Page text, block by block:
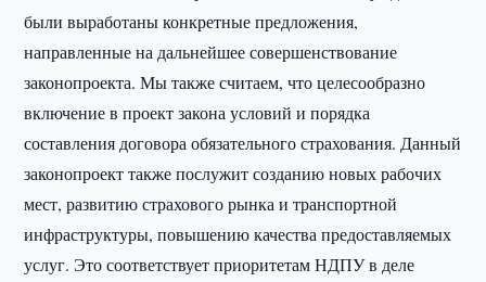
были выработаны конкретные предложения,
направленные на дальнейшее совершенствование
законопроекта. Мы также считаем, что целесообразно
включение в проект закона условий и порядка
составления договора обязательного страхования. Данный
законопроект также послужит созданию новых рабочих
мест, развитию страхового рынка и транспортной
инфраструктуры, повышению качества предоставляемых
услуг. Это соответствует приоритетам НДПУ в деле